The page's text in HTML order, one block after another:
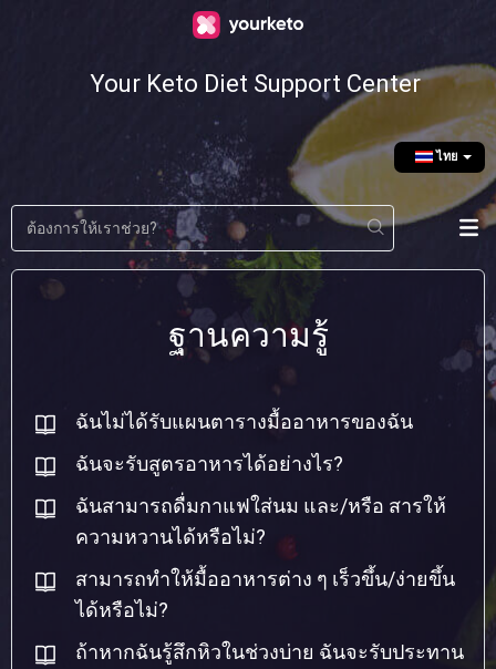
Your Keto Diet Support Center
ไทย
ฐานความรู้
ฉันไม่ได้รับแผนตารางมื้ออาหารของฉัน
ฉันจะรับสูตรอาหารได้อย่างไร?
ฉันสามารถดื่มกาแฟใส่นม และ/หรือ สารให้
ความหวานได้หรือไม่?
สามารถทำให้มื้ออาหารต่าง ๆ เร็วขึ้น/ง่ายขึ้น
ได้หรือไม่?
ถ้าหากฉันรู้สึกหิวในช่วงบ่าย ฉันจะรับประทาน